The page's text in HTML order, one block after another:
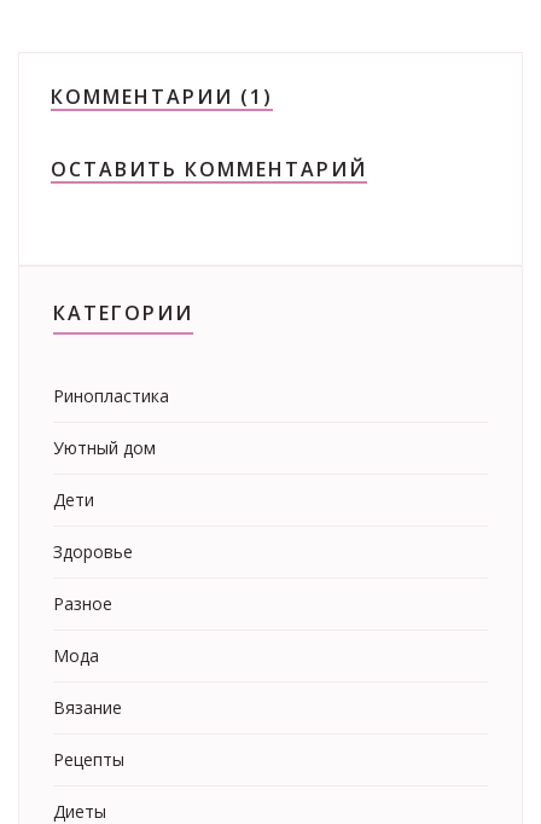
КОММЕНТАРИИ (1)
ОСТАВИТЬ КОММЕНТАРИЙ
КАТЕГОРИИ
Ринопластика
Уютный дом
Дети
Здоровье
Разное
Мода
Вязание
Рецепты
Диеты